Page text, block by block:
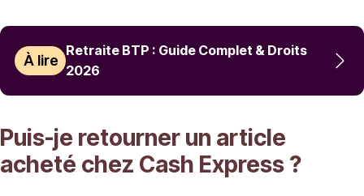
À lire
Retraite BTP : Guide Complet & Droits
2026
Puis-je retourner un article
acheté chez Cash Express ?